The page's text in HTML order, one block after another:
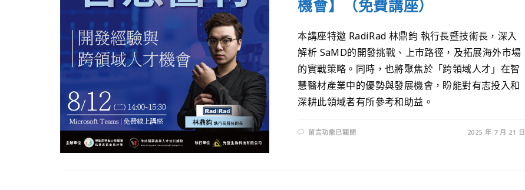
機會】（免費講座）
本講座特邀 RadiRad 林鼎鈞 執行長暨技術長，深入
解析 SaMD的開發挑戰、上市路徑，及拓展海外市場
的實戰策略。同時，也將聚焦於「跨領域人才」在智
慧醫材產業中的優勢與發展機會，盼能對有志投入和
深耕此領域者有所參考和助益。
留言功能已關閉 2025 年 7 月 21 日